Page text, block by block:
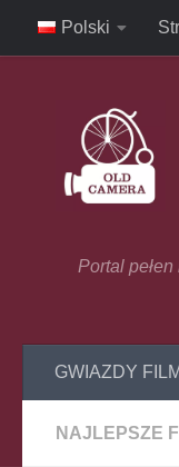
Skip to content
Polski
Portal
GWIAZDY
NAJLEPSZE